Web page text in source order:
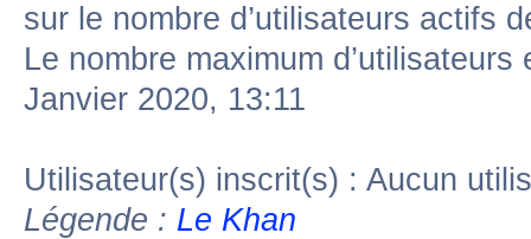
sur le nombre d’utilisateurs actifs
Le nombre maximum
Janvier 2020, 13:11
Utilisateur(s) inscrit(s) : Aucun
Légende : Le Khan